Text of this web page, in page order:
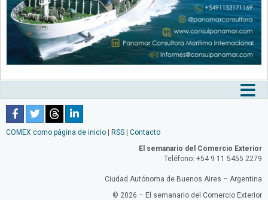
COMEX como página de inicio RSS
Contacto
El semanario del Comercio Exterior
Teléfono: +54 9 11 5455 2279
Ciudad Autónoma de Buenos Aires – Argentina
© 2026 – El semanario del Comercio Exterior